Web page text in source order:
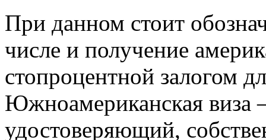
При данном стоит
числе и получение
стопроцентной залогом
Южноамериканская виза
удостоверяющий,